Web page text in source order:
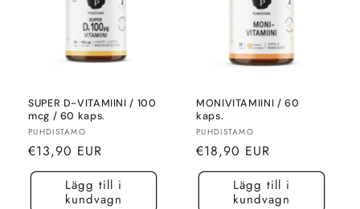
SUPER D-VITAMIINI / 100
mcg / 60 kaps.
Säljare:
PUHDISTAMO
Normalt
pris
€13,90 EUR
Lägg till i
kundvagn
MONIVITAMIINI / 60
kaps.
Säljare:
PUHDISTAMO
Normalt
pris
€18,90 EUR
Lägg till i
kundvagn